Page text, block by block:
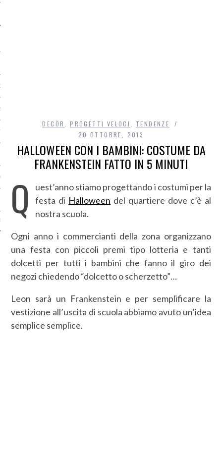
DI ACCESSO AI DATI
DECÒR ,PROGETTI VELOCI
TENDENZE
20 OTTOBRE, 2013
HALLOWEEN CON I BAMBINI: COSTUME DA
FRANKENSTEIN FATTO IN 5 MINUTI
Q
uest’anno stiamo progettando i costumi per la
festa di Halloween del quartiere dove c’è al
nostra scuola.
Ogni anno i commercianti della zona organizzano
una festa con piccoli premi tipo lotteria e tanti
dolcetti per tutti i bambini che fanno il giro dei
negozi chiedendo “dolcetto o scherzetto”…
Leon sarà un Frankenstein e per semplificare la
vestizione all’uscita di scuola abbiamo avuto un’idea
semplice semplice.